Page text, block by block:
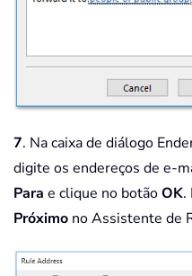
7. Na caixa de diálogo
digite os endereços de e-
Para e clique no botãoOK.
Próximo no Assistente de